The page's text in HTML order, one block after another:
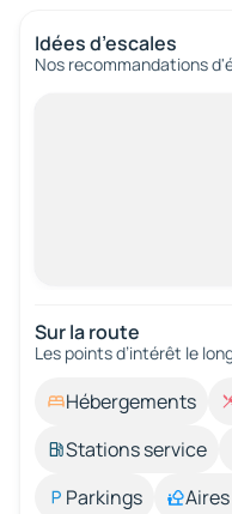
Idées d’escales
Nos recommandations
Sur la route
Les points d’intérêt le
Hébergements
Stations service
Parkings